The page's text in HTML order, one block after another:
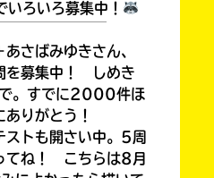
いろいろ募集中！
さばみゆきさん、
を募集中！ しめき
。すでに2000件ほ
りがとう！
ストも開さい中。5周
てね！ こちらは8月